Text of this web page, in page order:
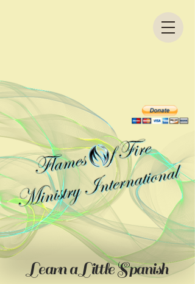
Learn a Little Spanish